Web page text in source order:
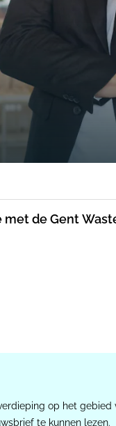
de Gent
op het gebied
te kunnen lezen.